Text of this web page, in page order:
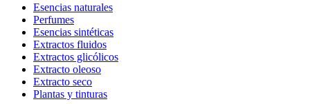
Esencias naturales
Perfumes
Esencias sintéticas
Extractos fluidos
Extractos glicólicos
Extracto oleoso
Extracto seco
Plantas y tinturas